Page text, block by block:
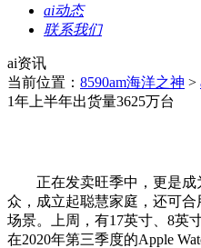
ai动态
联系我们
ai资讯
当前位置： 8590am海洋之神 >
1年上半年出货量3625万台
正在发卖旺季中，更是成
众，成立起聪慧家庭，还可
场景。上周，有17英寸、8英
在2020年第三季度的Apple